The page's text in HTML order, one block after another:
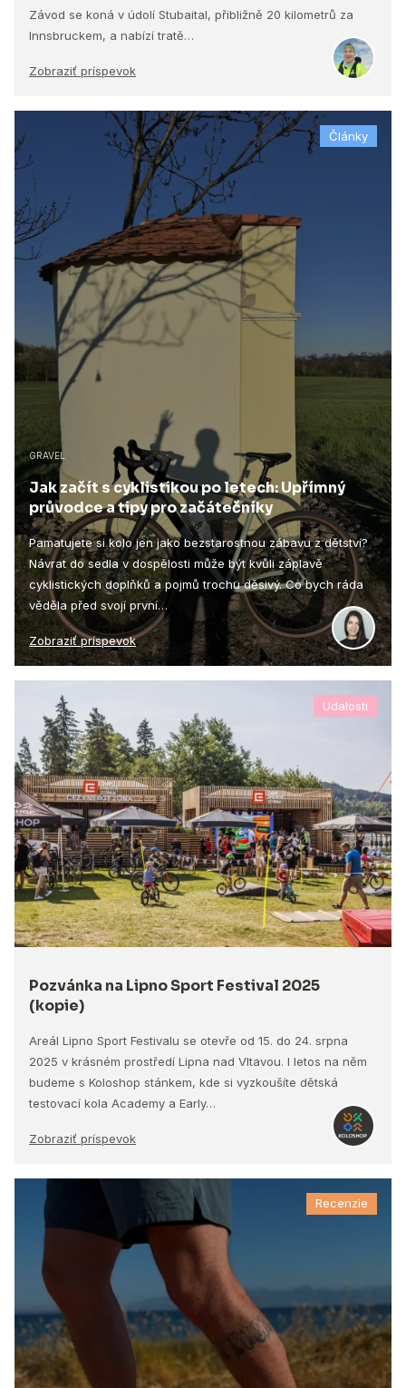
Závod se koná v údolí Stubaital, přibližně 20 kilometrů za
Innsbruckem, a nabízí tratě…
Zobraziť príspevok
Články
GRAVEL
Jak začít s cyklistikou po letech: Upřímný
průvodce a tipy pro začátečníky
Pamatujete si kolo jen jako bezstarostnou zábavu z dětství?
Návrat do sedla v dospělosti může být kvůli záplavě
cyklistických doplňků a pojmů trochu děsivý. Co bych ráda
věděla před svojí první…
Zobraziť príspevok
Udalosti
Pozvánka na Lipno Sport Festival 2025
(kopie)
Areál Lipno Sport Festivalu se otevře od 15. do 24. srpna
2025 v krásném prostředí Lipna nad Vltavou. I letos na něm
budeme s Koloshop stánkem, kde si vyzkoušíte dětská
testovací kola Academy a Early…
Zobraziť príspevok
Recenzie